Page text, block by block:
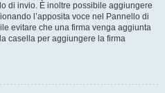
di invio. È inoltre possibile aggiungere
l’apposita voce nel Pannello di
evitare che una firma venga aggiunta
casella per aggiungere la firma